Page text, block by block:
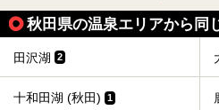
秋田県の温泉エリアから同
田沢湖 2
十和田湖 (秋田) 1